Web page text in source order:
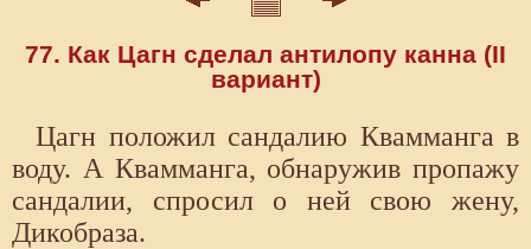
77. Как Цагн сделал антилопу канна (II
вариант)
Цагн положил сандалию Квамманга в
воду. А Квамманга, обнаружив пропажу
сандалии, спросил о ней свою жену,
Дикобраза.